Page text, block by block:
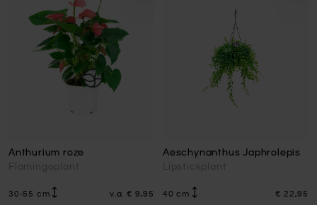
Anthurium roze
Flamingoplant
30-55 cm v.a. € 9,95
Aeschynanthus Japhrolepis
Lipstickplant
40 cm € 22,95